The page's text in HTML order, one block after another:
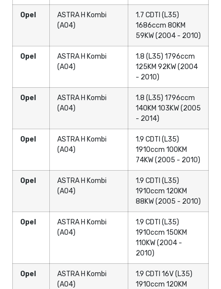
Opel
ASTRA H Kombi
(A04)
1.7 CDTI (L35)
1686ccm 80KM
59KW (2004 - 2010)
Opel
ASTRA H Kombi
(A04)
1.8 (L35) 1796ccm
125KM 92KW (2004
- 2010)
Opel
ASTRA H Kombi
(A04)
1.8 (L35) 1796ccm
140KM 103KW (2005
- 2014)
Opel
ASTRA H Kombi
(A04)
1.9 CDTI (L35)
1910ccm 100KM
74KW (2005 - 2010)
Opel
ASTRA H Kombi
(A04)
1.9 CDTI (L35)
1910ccm 120KM
88KW (2005 - 2010)
Opel
ASTRA H Kombi
(A04)
1.9 CDTI (L35)
1910ccm 150KM
110KW (2004 -
2010)
Opel
ASTRA H Kombi
(A04)
1.9 CDTI 16V (L35)
1910ccm 120KM